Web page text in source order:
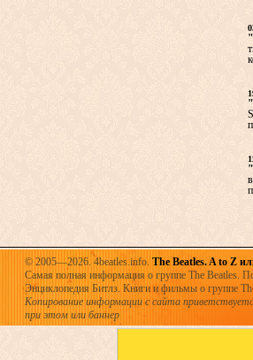
"
"
"
© 2005—2026. 4beatles.info. The Beatles. A to Z
Самая полная информация о группе The Beatles.
Энциклопедия Битлз. Книги и фильмы о группе
Копирование информации с сайта
при этом или баннер